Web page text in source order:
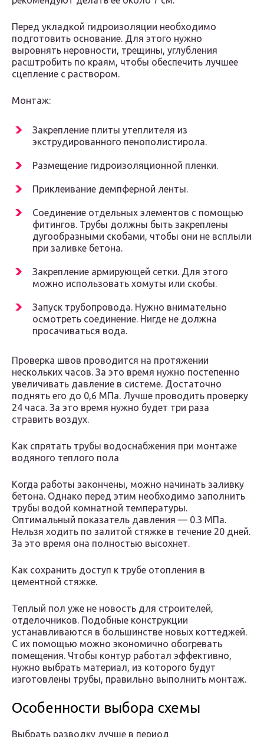
Перед укладкой гидроизоляции необходимо
подготовить основание. Для этого нужно
выровнять неровности, трещины, углубления
расштробить по краям, чтобы обеспечить лучшее
сцепление с раствором.
Монтаж:
Закрепление плиты утеплителя из
экструдированного пенополистирола.
Размещение гидроизоляционной пленки.
Приклеивание демпферной ленты.
Соединение отдельных элементов с помощью
фитингов. Трубы должны быть закреплены
дугообразными скобами, чтобы они не всплыли
при заливке бетона.
Закрепление армирующей сетки. Для этого
можно использовать хомуты или скобы.
Запуск трубопровода. Нужно внимательно
осмотреть соединение. Нигде не должна
просачиваться вода.
Проверка швов проводится на протяжении
нескольких часов. За это время нужно постепенно
увеличивать давление в системе. Достаточно
поднять его до 0,6 МПа. Лучше проводить проверку
24 часа. За это время нужно будет три раза
стравить воздух.
Как спрятать трубы водоснабжения при монтаже
водяного теплого пола
Когда работы закончены, можно начинать заливку
бетона. Однако перед этим необходимо заполнить
трубы водой комнатной температуры.
Оптимальный показатель давления — 0.3 МПа.
Нельзя ходить по залитой стяжке в течение 20 дней.
За это время она полностью высохнет.
Как сохранить доступ к трубе отопления в
цементной стяжке.
Теплый пол уже не новость для строителей,
отделочников. Подобные конструкции
устанавливаются в большинстве новых коттеджей.
С их помощью можно экономично обогревать
помещения. Чтобы контур работал эффективно,
нужно выбрать материал, из которого будут
изготовлены трубы, правильно выполнить монтаж.
Особенности выбора схемы
Выбрать разводку лучше в период